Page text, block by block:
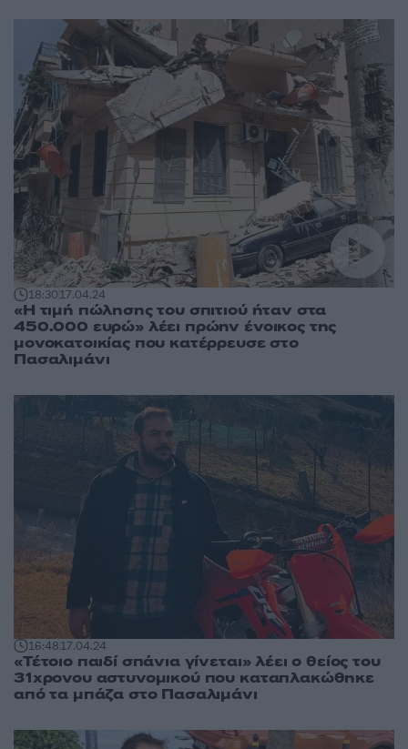
18:3017.04.24
«Η τιμή πώλησης του σπιτιού ήταν στα
450.000 ευρώ» λέει πρώην ένοικος της
μονοκατοικίας που κατέρρευσε στο
Πασαλιμάνι
16:4817.04.24
«Τέτοιο παιδί σπάνια γίνεται» λέει ο θείος του
31χρονου αστυνομικού που καταπλακώθηκε
από τα μπάζα στο Πασαλιμάνι